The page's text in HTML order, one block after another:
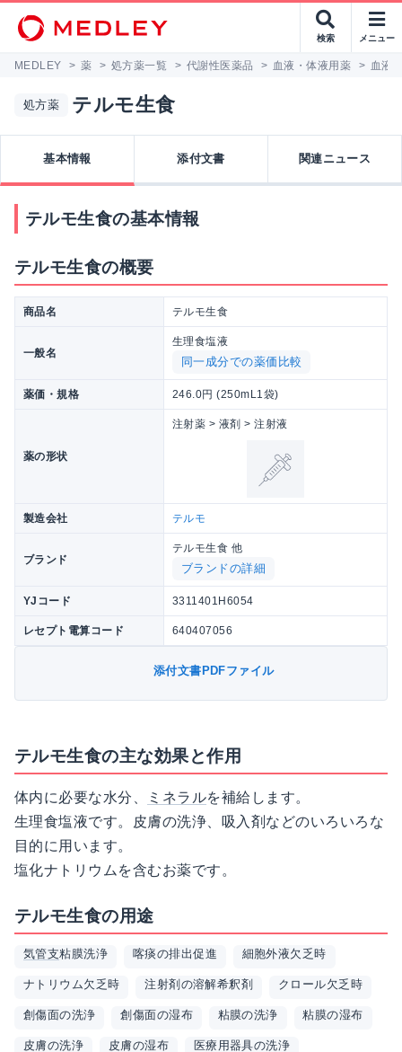
検索 メニュー
MEDLEY > 薬 > 処方薬一覧 > 代謝性医薬品 > 血液・体液用薬 > 血液
処方薬 テルモ生食
基本情報 添付文書 関連ニュース
テルモ生食の基本情報
テルモ生食の概要
商品名 テルモ生食
一般名
生理食塩液
同一成分での薬価比較
薬価・規格 246.0円 (250mL1袋)
薬の形状
注射薬 > 液剤 > 注射液
製造会社 テルモ
ブランド
テルモ生食 他
ブランドの詳細
YJコード 3311401H6054
レセプト電算コード 640407056
添付文書PDFファイル
テルモ生食の主な効果と作用
体内に必要な水分、 ミネラルを補給します。
生理食塩液です。皮膚の洗浄、吸入剤などのいろいろな
目的に用います。
塩化ナトリウムを含むお薬です。
テルモ生食の用途
気管支粘膜洗浄 喀痰の排出促進 細胞外液欠乏時
ナトリウム欠乏時 注射剤の溶解希釈剤 クロール欠乏時
創傷面の洗浄 創傷面の湿布 粘膜の洗浄 粘膜の湿布
皮膚の洗浄 皮膚の湿布 医療用器具の洗浄